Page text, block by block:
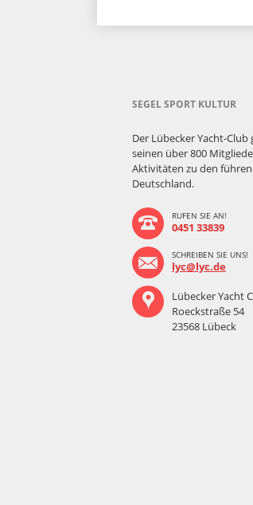
SEGEL SPORT KULTUR
Der Lübecker Yacht-
seinen über 800
Aktivitäten zu den
Deutschland.
RUFEN SIE AN!
0451 33839
SCHREIBEN SIE UNS!
lyc@lyc.de
Lübecker Yacht
Roeckstraße 54
23568 Lübeck